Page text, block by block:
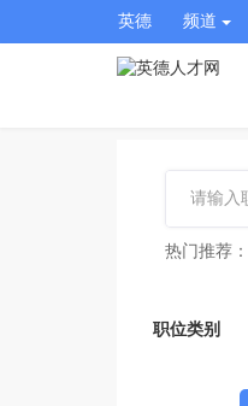
英德 频道
热门推荐：
职位类别